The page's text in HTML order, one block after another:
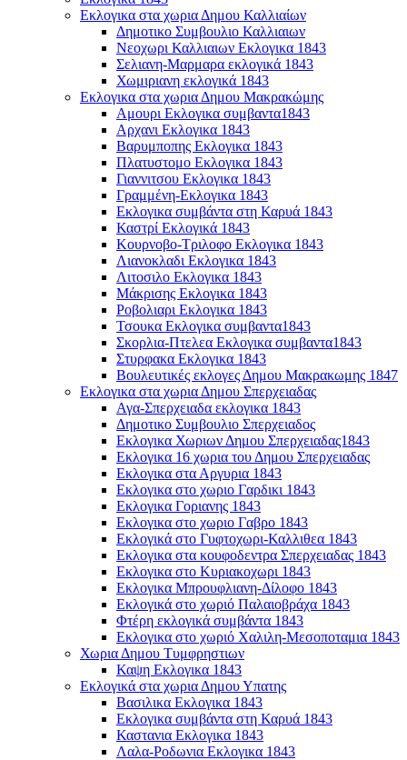
Εκλογικα στα χωρια Δημου Καλλιαίων
Δημοτικο Συμβουλιο Καλλιαιων
Νεοχωρι Καλλιαιων Εκλογικα 1843
Σελιανη-Μαρμαρα εκλογικά 1843
Χωμιριανη εκλογικά 1843
Εκλογικα στα χωρια Δημου Μακρακώμης
Αμουρι Εκλογικα συμβαντα1843
Αρχανι Εκλογικα 1843
Βαρυμποπης Εκλογικα 1843
Πλατυστομο Εκλογικα 1843
Γιαννιτσου Εκλογικα 1843
Γραμμένη-Εκλογικα 1843
Εκλογικα συμβάντα στη Καρυά 1843
Καστρί Εκλογικά 1843
Κουρνοβο-Τριλοφο Εκλογικα 1843
Λιανοκλαδι Εκλογικα 1843
Λιτοσιλο Εκλογικα 1843
Μάκρισης Εκλογικα 1843
Ροβολιαρι Εκλογικα 1843
Τσουκα Εκλογικα συμβαντα1843
Σκορλια-Πτελεα Εκλογικα συμβαντα1843
Στυρφακα Εκλογικα 1843
Βουλευτικές εκλογες Δημου Μακρακωμης 1847
Εκλογικα στα χωρια Δημου Σπερχειαδας
Αγα-Σπερχειαδα εκλογικα 1843
Δημοτικο Συμβουλιο Σπερχειαδος
Εκλογικα Χωριων Δημου Σπερχειαδας1843
Εκλογικα 16 χωρια του Δημου Σπερχειαδας
Εκλογικα στα Αργυρια 1843
Εκλογικα στο χωριο Γαρδικι 1843
Εκλογικα Γοριανης 1843
Εκλογικα στο χωριο Γαβρο 1843
Εκλογικά στο Γυφτοχωρι-Καλλιθεα 1843
Εκλογικα στα κουφοδεντρα Σπερχειαδας 1843
Εκλογικα στο Κυριακοχωρι 1843
Εκλογικα Μπρουφλιανη-Δίλοφο 1843
Εκλογικά στο χωριό Παλαιοβράχα 1843
Φτέρη εκλογικά συμβάντα 1843
Εκλογικα στο χωριό Χαλιλη-Μεσοποταμια 1843
Χωρια Δημου Τυμφρηστιων
Καψη Εκλογικα 1843
Εκλογικά στα χωρια Δημου Υπατης
Βασιλικα Εκλογικα 1843
Εκλογικα συμβάντα στη Καρυά 1843
Καστανια Εκλογικα 1843
Λαλα-Ροδωνια Εκλογικα 1843